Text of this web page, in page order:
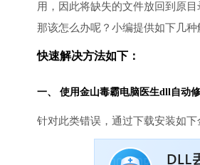
用，因此将缺失的文件放回到原
那该怎么办呢？小编提供如下几
快速解决方法如下：
一、 使用金山毒霸电脑医生dll自动
针对此类错误，通过下载安装如